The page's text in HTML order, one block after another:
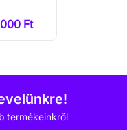
Ft
termékeinkről